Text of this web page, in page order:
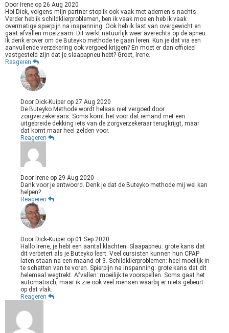
Door Irene op 26 Aug 2020
Hoi Dick, volgens mijn partner stop ik ook vaak met ademen s nachts.
Verder heb ik schildklierproblemen, ben ik vaak moe en heb ik vaak
overmatige spierpijn na inspanning. Ook heb ik last van overgewicht en
gaat afvallen moeizaam. Dit werkt natuurlijk weer averechts op de apneu.
Ik denk erover om de Buteyko methode te gaan leren. Kun je dat via een
aanvullende verzekering ook vergoed krijgen? En moet er dan officieel
vastgesteld zijn dat je slaapapneu hebt? Groet, Irene.
Reageren
Door Dick-Kuiper op 27 Aug 2020
De Buteyko Methode wordt helaas niet vergoed door
zorgverzekeraars. Soms komt het voor dat iemand met een
uitgebreide dekking iets van de zorgverzekeraar terugkrijgt, maar
dat komt maar heel zelden voor.
Reageren
Door Irene op 29 Aug 2020
Dank voor je antwoord. Denk je dat de Buteyko methode mij wel kan
helpen?
Reageren
Door Dick-Kuiper op 01 Sep 2020
Hallo Irene, je hebt een aantal klachten. Slaapapneu: grote kans dat
dit verbetert als je Buteyko leert. Veel cursisten kunnen hun CPAP
laten staan na een maand of 3. Schildklierproblemen: heel moeilijk in
te schatten van te voren. Spierpijn na inspanning: grote kans dat dit
helemaal wegtrekt. Afvallen: moeilijk te voorspellen. Soms gaat het
automatisch, maar ik zie ook veel mensen waarbij er niets gebeurt
op dat vlak.
Reageren